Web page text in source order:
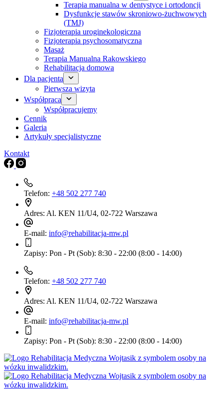
Terapia manualna w dentystyce i ortodoncji
Dysfunkcje stawów skroniowo-żuchwowych
(TMJ)
Fizjoterapia uroginekologiczna
Fizjoterapia psychosomatyczna
Masaż
Terapia Manualna Rakowskiego
Rehabilitacja domowa
Dla pacjenta
Pierwsza wizyta
Współpraca
Współpracujemy
Cennik
Galeria
Artykuły specjalistyczne
Kontakt
Telefon: +48 502 277 740
Adres: Al. KEN 11/U4, 02-722 Warszawa
E-mail: info@rehabilitacja-mw.pl
Zapisy: Pon - Pt (Sob): 8:30 - 22:00 (8:00 - 14:00)
Telefon: +48 502 277 740
Adres: Al. KEN 11/U4, 02-722 Warszawa
E-mail: info@rehabilitacja-mw.pl
Zapisy: Pon - Pt (Sob): 8:30 - 22:00 (8:00 - 14:00)